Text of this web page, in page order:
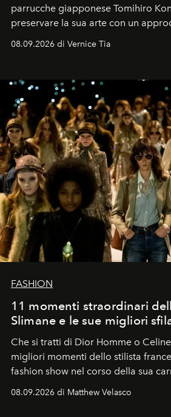
parrucche giapponese Tomihiro
preservare la sua arte con un
contemporaneo.
08.09.2026 di Vernice Tia
FASHION
11 momenti straordinari
Slimane e le sue migliori
Che si tratti di Dior Homme o
migliori momenti dello stilista
fashion show nel corso della sua
08.09.2026 di Matthew Velasco